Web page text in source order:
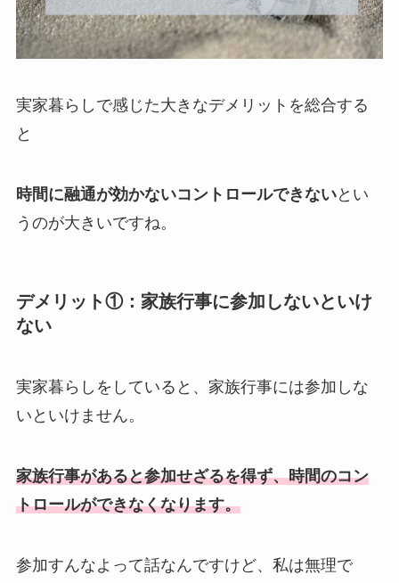
実家暮らしで感じた大きなデメリットを総合する
と
時間に融通が効かないコントロールできないとい
うのが大きいですね。
デメリット①：家族行事に参加しないといけ
ない
実家暮らしをしていると、家族行事には参加しな
いといけません。
家族行事があると参加せざるを得ず、時間のコン
トロールができなくなります。
参加すんなよって話なんですけど、私は無理で